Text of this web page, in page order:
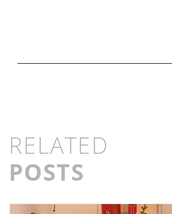
RELATED
POSTS